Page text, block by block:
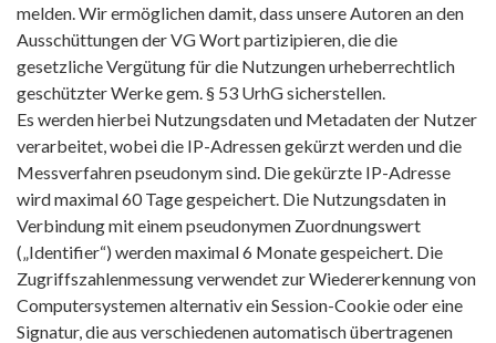
melden. Wir ermöglichen damit, dass unsere Autoren an den
Ausschüttungen der VG Wort partizipieren, die die
gesetzliche Vergütung für die Nutzungen urheberrechtlich
geschützter Werke gem. § 53 UrhG sicherstellen.
Es werden hierbei Nutzungsdaten und Metadaten der Nutzer
verarbeitet, wobei die IP-Adressen gekürzt werden und die
Messverfahren pseudonym sind. Die gekürzte IP-Adresse
wird maximal 60 Tage gespeichert. Die Nutzungsdaten in
Verbindung mit einem pseudonymen Zuordnungswert
(„Identifier“) werden maximal 6 Monate gespeichert. Die
Zugriffszahlenmessung verwendet zur Wiedererkennung von
Computersystemen alternativ ein Session-Cookie oder eine
Signatur, die aus verschiedenen automatisch übertragenen